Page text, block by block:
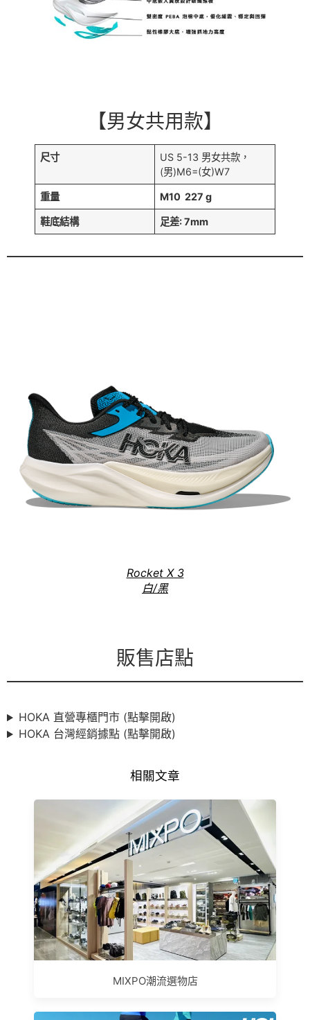
【男女共用款】
尺寸
US 5-13 男女共款，
(男)M6=(女)W7
重量 M10 227 g
鞋底結構 足差: 7mm
Rocket X 3
白/黑
販售店點
HOKA 直營專櫃門市 (點擊開啟)
HOKA 台灣經銷據點 (點擊開啟)
相關文章
MIXPO潮流選物店